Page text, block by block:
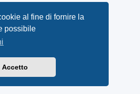
al fine di fornire la
possibile
Accetto